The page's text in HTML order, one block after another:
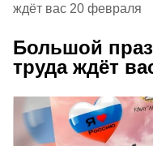
ждёт вас 20 февраля
Большой
труда ждёт